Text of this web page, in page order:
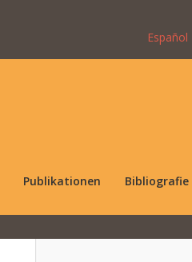
Español
Publikationen Bibliografie